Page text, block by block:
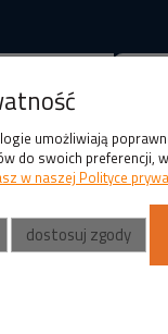
umożliwiają
do swoich preferencji,
w naszej Polityce
dostosuj zgody